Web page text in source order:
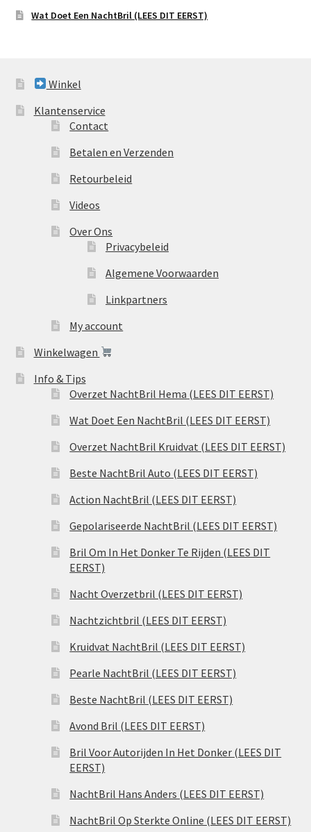
Wat Doet Een NachtBril (LEES DIT EERST)
Winkel
Klantenservice
Contact
Betalen en Verzenden
Retourbeleid
Videos
Over Ons
Privacybeleid
Algemene Voorwaarden
Linkpartners
My account
Winkelwagen
Info & Tips
Overzet NachtBril Hema (LEES DIT EERST)
Wat Doet Een NachtBril (LEES DIT EERST)
Overzet NachtBril Kruidvat (LEES DIT EERST)
Beste NachtBril Auto (LEES DIT EERST)
Action NachtBril (LEES DIT EERST)
Gepolariseerde NachtBril (LEES DIT EERST)
Bril Om In Het Donker Te Rijden (LEES DIT
EERST)
Nacht Overzetbril (LEES DIT EERST)
Nachtzichtbril (LEES DIT EERST)
Kruidvat NachtBril (LEES DIT EERST)
Pearle NachtBril (LEES DIT EERST)
Beste NachtBril (LEES DIT EERST)
Avond Bril (LEES DIT EERST)
Bril Voor Autorijden In Het Donker (LEES DIT
EERST)
NachtBril Hans Anders (LEES DIT EERST)
NachtBril Op Sterkte Online (LEES DIT EERST)